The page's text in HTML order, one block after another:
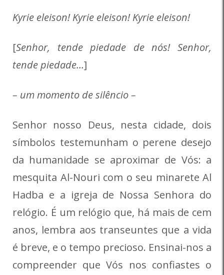
Kyrie eleison! Kyrie eleison! Kyrie eleison!
[Senhor, tende piedade de nós! Senhor,
tende piedade…]
– um momento de silêncio –
Senhor nosso Deus, nesta cidade, dois
símbolos testemunham o perene desejo
da humanidade se aproximar de Vós: a
mesquita Al-Nouri com o seu minarete Al
Hadba e a igreja de Nossa Senhora do
relógio. É um relógio que, há mais de cem
anos, lembra aos transeuntes que a vida
é breve, e o tempo precioso. Ensinai-nos a
compreender que Vós nos confiastes o